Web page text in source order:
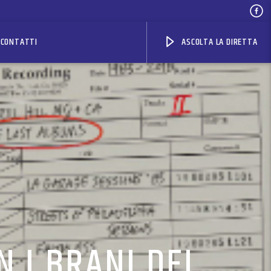
CONTATTI ASCOLTA LA DIRETTA